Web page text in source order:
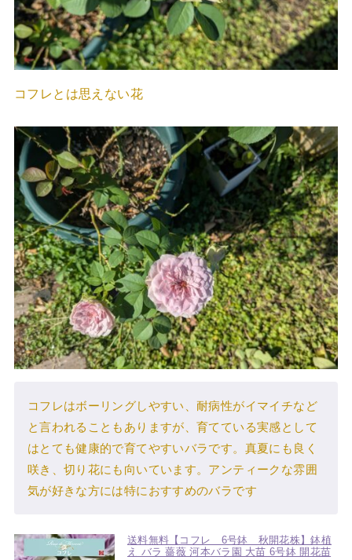
コフレとは思えない花
コフレはボーリングしやすい、耐病性がイマイチなど
と言われることもありますが、育てている実感として
はとても健康的で育てやすいバラです。真夏にも良く
咲き、切り花にも向いています。アンティークな雰囲
気が好きな方には特におすすめのバラです
送料無料【コフレ 6号鉢 秋開花株】鉢植
え バラ 薔薇 河本バラ園 大苗 6号鉢 開花苗